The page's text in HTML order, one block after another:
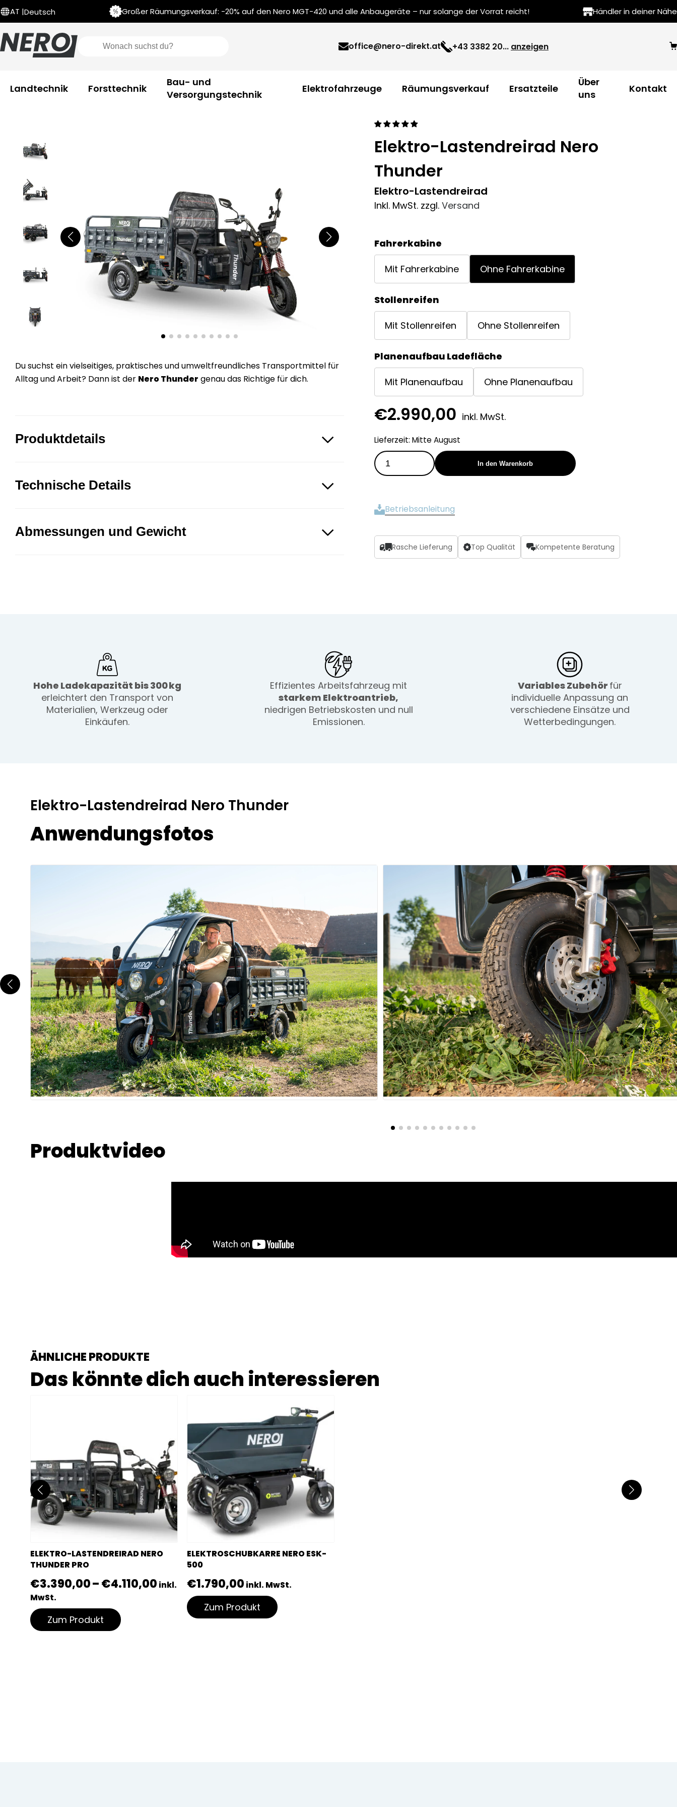
AT |Deutsch Großer Räumungsverkauf: -20% auf den Nero MGT-420 und alle Anbaugeräte – nur solange der Vorrat reicht! Händler in deiner Nähe
office@nero-direkt.at +43 3382 20... anzeigen
Landtechnik Forsttechnik
Bau- und
Versorgungstechnik
Elektrofahrzeuge Räumungsverkauf Ersatzteile
Über
uns
Kontakt
Du suchst ein vielseitiges, praktisches und umweltfreundliches Transportmittel für
Alltag und Arbeit? Dann ist der Nero Thunder genau das Richtige für dich.
Produktdetails
Technische Details
Abmessungen und Gewicht
Elektro-Lastendreirad Nero
Thunder
Elektro-Lastendreirad
Inkl. MwSt. zzgl. Versand
Fahrerkabine
Mit Fahrerkabine Ohne Fahrerkabine
Stollenreifen
Mit Stollenreifen Ohne Stollenreifen
Planenaufbau Ladefläche
Mit Planenaufbau Ohne Planenaufbau
€2.990,00 inkl. MwSt.
Lieferzeit: Mitte August
In den Warenkorb
Betriebsanleitung
Rasche Lieferung Top Qualität Kompetente Beratung
Hohe Ladekapazität bis 300 kg
erleichtert den Transport von
Materialien, Werkzeug oder
Einkäufen.
Effizientes Arbeitsfahrzeug mit
starkem Elektroantrieb,
niedrigen Betriebskosten und null
Emissionen.
Variables Zubehör für
individuelle Anpassung an
verschiedene Einsätze und
Wetterbedingungen.
Elektro-Lastendreirad Nero Thunder
Anwendungsfotos
Produktvideo
ÄHNLICHE PRODUKTE
Das könnte dich auch interessieren
ELEKTRO-LASTENDREIRAD NERO
THUNDER PRO
€3.390,00–€4.110,00 inkl.
MwSt.
Zum Produkt
ELEKTROSCHUBKARRE NERO ESK-
500
€1.790,00 inkl. MwSt.
Zum Produkt